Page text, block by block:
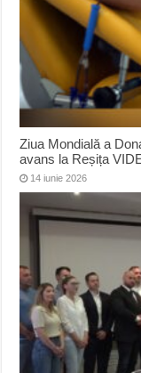
Ziua Mondială a
avans la Reșița
14 iunie 2026